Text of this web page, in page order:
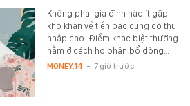
Không phải gia đình nào ít gặp
khó khăn về tiền bạc cũng có thu
nhập cao. Điểm khác biệt thường
nằm ở cách họ phân bổ dòng…
MONEY.14 - 7 giờ trước